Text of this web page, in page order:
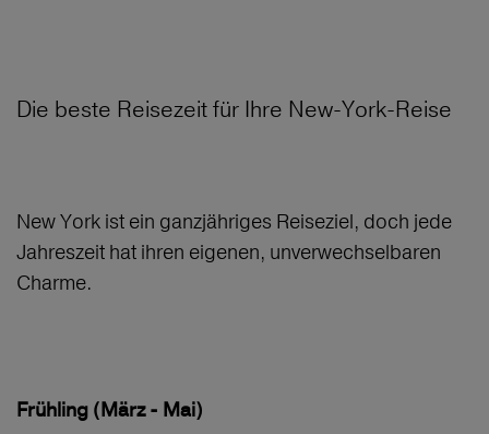
Die beste Reisezeit für Ihre New-York-Reise
New York ist ein ganzjähriges Reiseziel, doch jede
Jahreszeit hat ihren eigenen, unverwechselbaren
Charme.
Frühling (März - Mai)